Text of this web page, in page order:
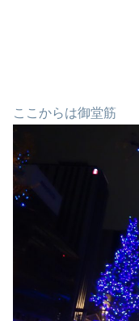
ここからは御堂筋